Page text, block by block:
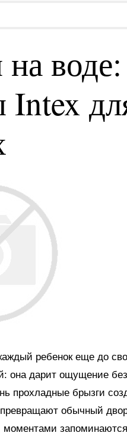
Intex
ребенок еще до
она дарит ощущение
прохладные брызги
обычный
моментами